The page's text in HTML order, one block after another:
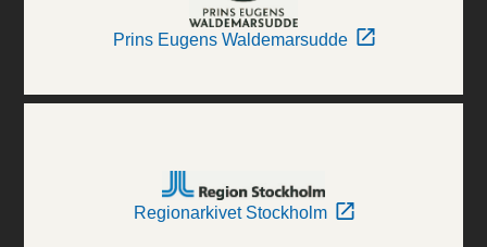
Prins Eugens Waldemarsudde
Regionarkivet Stockholm